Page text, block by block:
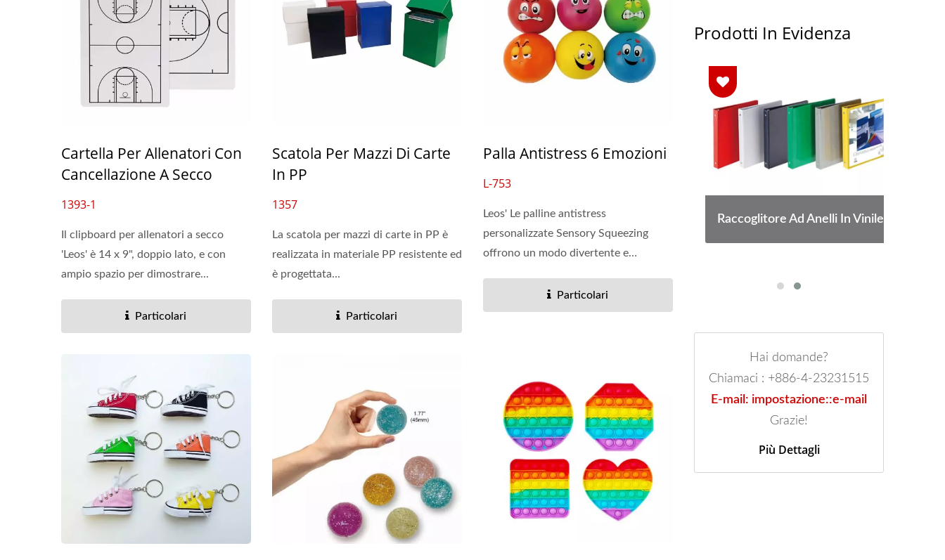
Cartella Per Allenatori Con
Cancellazione A Secco
1393-1
Il clipboard per allenatori a secco
'Leos' è 14 x 9", doppio lato, e con
ampio spazio per dimostrare...
Particolari
Scatola Per Mazzi Di Carte
In PP
1357
La scatola per mazzi di carte in PP è
realizzata in materiale PP resistente ed
è progettata...
Particolari
Palla Antistress 6 Emozioni
L-753
Leos' Le palline antistress
personalizzate Sensory Squeezing
offrono un modo divertente e
Particolari
Prodotti In Evidenza
Cancellabile
Pochette Per Lavagna
Cancellabile
Raccoglitore Ad Anelli In Vinile
Hai domande?
Chiamaci : +886-4-23231515
E-mail: impostazione::e-mail
Grazie!
Più Dettagli